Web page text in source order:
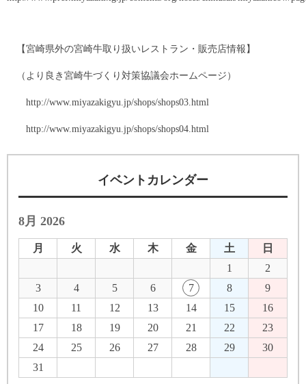
【宮崎県外の宮崎牛取り扱いレストラン・販売店情報】
（より良き宮崎牛づくり対策協議会ホームページ）
http://www.miyazakigyu.jp/shops/shops03.html
http://www.miyazakigyu.jp/shops/shops04.html
イベントカレンダー
8月 2026
月 火 水 木 金 土
日
1
2
3
4 5 6 7 8
9
10
11 12 13 14 15
16
17
18 19 20 21 22
23
24
25 26 27 28 29
30
31